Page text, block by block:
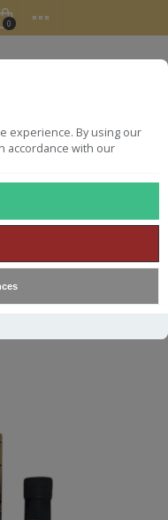
experience. By using our
accordance with our
0
30TH
70CL 40°